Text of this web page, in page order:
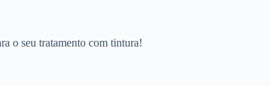
o seu tratamento com tintura!